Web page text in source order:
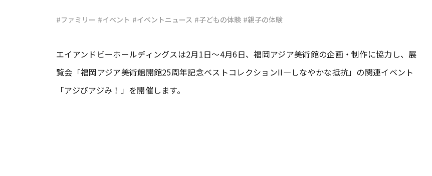
#ファミリー #イベント #イベントニュース #子どもの体験 #親子の体験
エイアンドビーホールディングスは2月1日～4月6日、福岡アジア美術館の企画・制作に協力し、展
覧会「福岡アジア美術館開館25周年記念ベストコレクションII―しなやかな抵抗」の関連イベント
「アジびアジみ！」を開催します。